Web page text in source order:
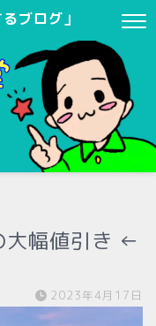
ブログ」
大幅値引き ←
2023年4月17日